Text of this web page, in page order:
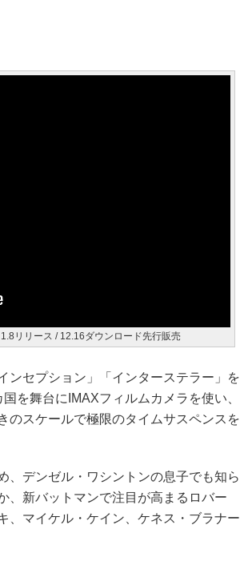
リリース / 12.16ダウンロード先行販売
ンセプション」「インターステラー」を
を舞台にIMAXフィルムカメラを使い、
のスケールで極限のタイムサスペンスを
、デンゼル・ワシントンの息子でも知ら
、新バットマンで注目が高まるロバー
、マイケル・ケイン、ケネス・ブラナー